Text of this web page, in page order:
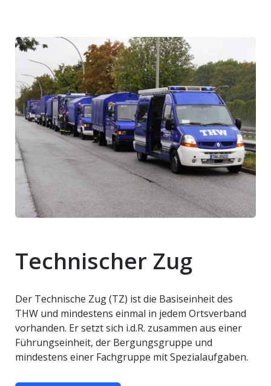
Technischer Zug
Der Technische Zug (TZ) ist die Basiseinheit des
THW und mindestens einmal in jedem Ortsverband
vorhanden. Er setzt sich i.d.R. zusammen aus einer
Führungseinheit, der Bergungsgruppe und
mindestens einer Fachgruppe mit Spezialaufgaben.